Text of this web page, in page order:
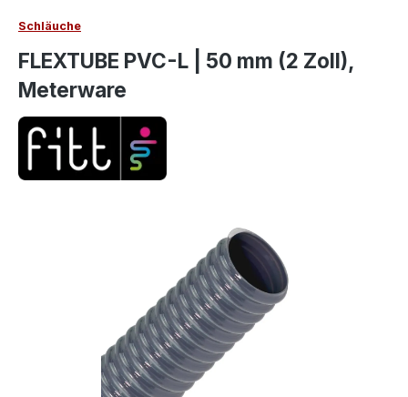
Schläuche
FLEXTUBE PVC-L | 50 mm (2 Zoll),
Meterware